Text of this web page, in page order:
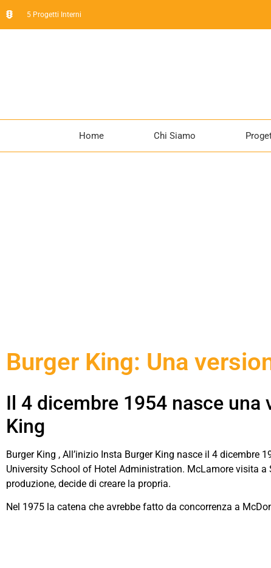
5 Progetti Interni
Home Chi Siamo
Burger King: Una
Il 4 dicembre 1954 nasce una
King
Burger King , All’inizio Insta Burger King nasce il 4
University School of Hotel Administration. McLamore visita
produzione, decide di creare la propria.
Nel 1975 la catena che avrebbe fatto da concorrenza a